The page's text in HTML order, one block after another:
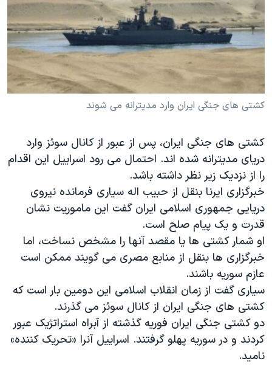
فرهنگ و زندگی
حقوق شهروندی
اقتصادی
علم و فناوری
اسرائیل در جنگ
آرشیو پخش زنده
مستندها
انتخابات ریاست جمهوری آمریکا ۲۰۲۴
حمله جمهوری اسلامی به اسرائیل
رمز مهسا
ورزش زنان در ایران
مجموعه مستندهای دادخواهی
تریبونال مردمی آبان ۹۸
دادگاه حمید نوری
چهل سال گروگان‌گیری
قانون شفافیت دارائی کادر رهبری ایران
اعتراضات مردمی آبان ۹۸
اسرائیل در جنگ
نرگس محمدی برنده جایزه نوبل صلح
همایش محافظه‌کاران آمریکا «سی‌پک»
صفحه‌های ویژه
سفر پرزیدنت ترامپ به چین
دنبال کنید
زبانهای مختلف
کشتی های جنگی ایران وارد مدیترانه می شوند
کشتی های جنگی ایران، پس از عبور از کانال سوئز وارد
دریای مدیترانه شده اند. احتمال می رود اسراییل این اقدام
را از نزدیک زیر نظر داشته باشد.
خبرگزاری ایرنا بنقل از حبیب اله سیاری فرمانده نیروی
دریایی جمهوری اسلامی ایران گفت این ماموریت نشان
قدرت و یک پیام صلح است.
او شمار کشتی ها یا مقصد آنها را مشخص نساخت، اما
خبرگزاری ها بنقل از منابع مصری می گویند ممکن است
عازم سوریه باشند.
سیاری گفت از زمان انقلاب اسلامی این دومین بار است که
کشتی های جنگی ایران از کانال سوئز می گذرند.
دو کشتی جنگی ایران فوریه گذشته از آبراه استراتژیک عبور
کردند و در سوریه پهلو گرفتند. اسراییل آنرا «تحریک کننده»
نامید.